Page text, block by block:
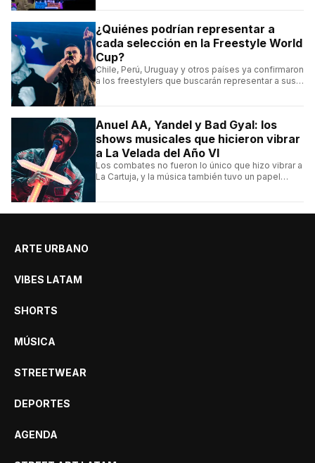
¿Quiénes podrían representar a
cada selección en la Freestyle World
Cup?
Chile, Perú, Uruguay y otros países ya confirmaron
a los freestylers que buscarán representar a sus
Anuel AA, Yandel y Bad Gyal: los
shows musicales que hicieron vibrar
a La Velada del Año VI
Los combates no fueron lo único que hizo vibrar a
La Cartuja, y la música también tuvo un papel
ARTE URBANO
VIBES LATAM
SHORTS
MÚSICA
STREETWEAR
DEPORTES
AGENDA